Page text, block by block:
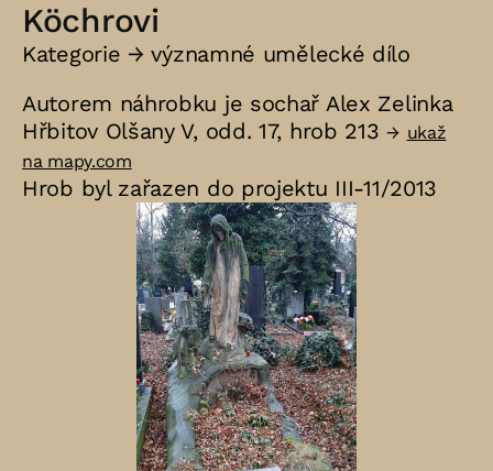
Köchrovi
Kategorie →významné umělecké dílo
Autorem náhrobku je sochař Alex Zelinka
Hřbitov Olšany V, odd. 17, hrob 213→ ukaž
na mapy.com
Hrob byl zařazen do projektu III-11/2013